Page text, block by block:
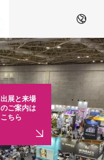
JA
出展と来場
のご案内は
こちら